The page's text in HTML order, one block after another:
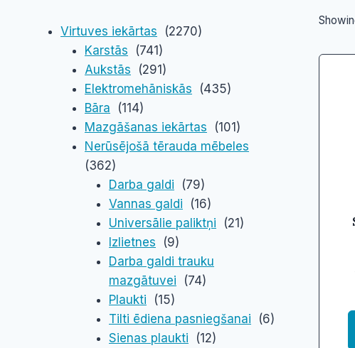
Virtuves iekārtas
(2270)
Karstās
(741)
Aukstās
(291)
Elektromehāniskās
(435)
Bāra
(114)
Mazgāšanas iekārtas
(101)
Nerūsējošā tērauda mēbeles
(362)
Darba galdi
(79)
Vannas galdi
(16)
Universālie paliktņi
(21)
Izlietnes
(9)
Darba galdi trauku
mazgātuvei
(74)
Plaukti
(15)
Tilti ēdiena pasniegšanai
(6)
Sienas plaukti
(12)